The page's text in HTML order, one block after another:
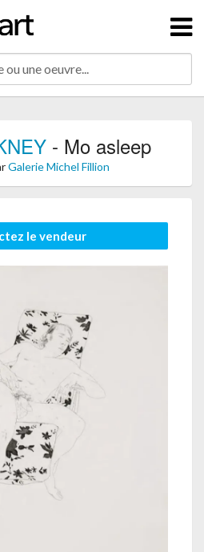
- Mo asleep
Galerie Michel Fillion
le vendeur